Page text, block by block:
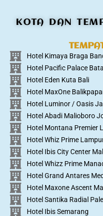
KOTA DAN
Hotel Kimaya Braga
Hotel Pacific Palace
Hotel Eden Kuta Bali
Hotel MaxOne
Hotel Luminor / Oasis
Hotel Abadi Malioboro
Hotel Montana Premier
Hotel Whiz Prime
Hotel Ibis City Center
Hotel Whizz Prime
Hotel Grand Antares
Hotel Maxone Ascent
Hotel Santika Radial
Hotel Ibis Semarang